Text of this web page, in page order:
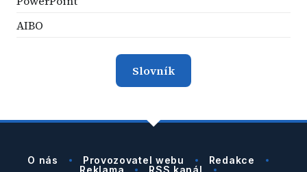
AIBO
Slovník
O nás Provozovatel webu
Redakce